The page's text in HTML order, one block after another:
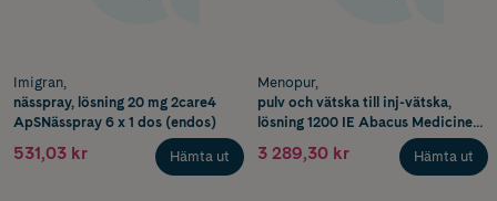
Imigran,
nässpray, lösning 20 mg 2care4
ApSNässpray 6 x 1 dos (endos)
531,03 kr Hämta ut
Menopur,
pulv och vätska till inj-vätska,
lösning 1200 IE Abacus Medicine
A/SInjektionsflaska + förf
3 289,30 kr Hämta ut